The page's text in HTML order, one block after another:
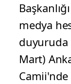
medya
duyuruda
Mart)